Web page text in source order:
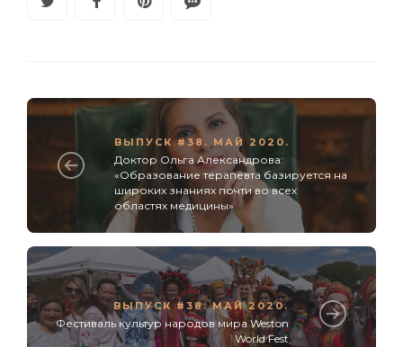
ВЫПУСК #38. МАЙ 2020.
Доктор Ольга Александрова:
«Образование терапевта базируется на
широких знаниях почти во всех
областях медицины»
ВЫПУСК #38. МАЙ 2020.
Фестиваль культур народов мира Weston
World Fest